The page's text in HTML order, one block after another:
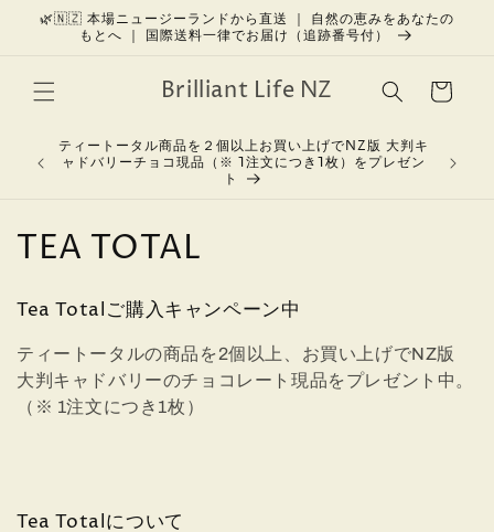
コンテン
ツに進む
🌿🇳🇿 本場ニュージーランドから直送 ｜ 自然の恵みをあなたの
もとへ ｜ 国際送料一律でお届け（追跡番号付）
Brilliant Life NZ
ー
を育
ティートータル商品を２個以上お買い上げでNZ版 大判キ
ャドバリーチョコ現品（※ 1注文につき1枚）をプレゼン
ト
コ
レ
シ
ョ
:
TEA TOTAL
Tea Totalご購入キャンペーン中
ティートータルの商品を2個以上、お買い上げでNZ版
大判キャドバリーのチョコレート現品をプレゼント中。
（※ 1注文につき1枚）
Tea Totalについて